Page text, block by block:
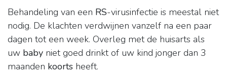
Behandeling van een RS-virusinfectie is meestal niet
nodig. De klachten verdwijnen vanzelf na een paar
dagen tot een week. Overleg met de huisarts als
uw baby niet goed drinkt of uw kind jonger dan 3
maanden koorts heeft.